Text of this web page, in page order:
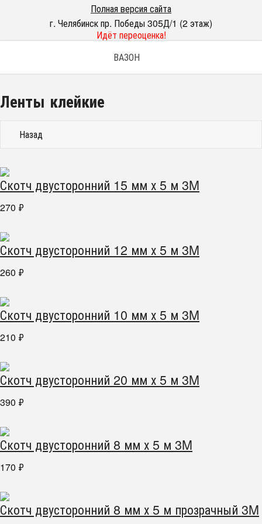
Полная версия сайта
г. Челябинск пр. Победы 305Д/1 (2 этаж)
Идёт переоценка!
ВАЗОН
Ленты клейкие
Назад
Скотч двусторонний 15 мм х 5 м 3M
270 ₽
Скотч двусторонний 12 мм х 5 м 3M
260 ₽
Скотч двусторонний 10 мм х 5 м 3M
210 ₽
Скотч двусторонний 20 мм х 5 м 3M
390 ₽
Скотч двусторонний 8 мм х 5 м 3M
170 ₽
Скотч двусторонний 8 мм х 5 м прозрачный 3M